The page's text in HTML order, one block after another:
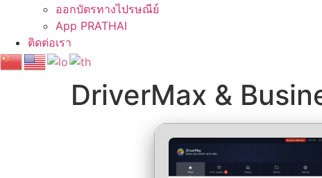
ออกบัตรทางไปรษณีย์
App PRATHAI
ติดต่อเรา
DriverMax &